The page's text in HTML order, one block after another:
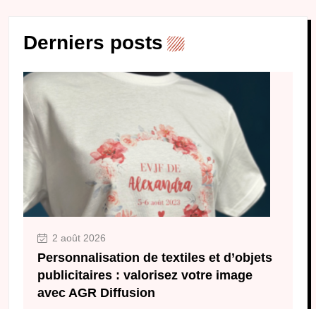
Derniers posts
2 août 2026
Personnalisation de textiles et d’objets
publicitaires : valorisez votre image
avec AGR Diffusion